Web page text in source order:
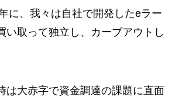
に、我々は自社で開発したeラー
い取って独立し、カーブアウトし
は大赤字で資金調達の課題に直面